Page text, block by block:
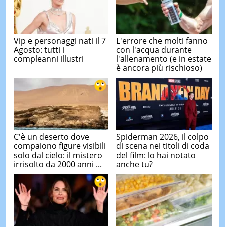
Vip e personaggi nati il 7
Agosto: tutti i
compleanni illustri
L'errore che molti fanno
con l'acqua durante
l'allenamento (e in estate
è ancora più rischioso)
C'è un deserto dove
compaiono figure visibili
solo dal cielo: il mistero
irrisolto da 2000 anni ...
Spiderman 2026, il colpo
di scena nei titoli di coda
del film: lo hai notato
anche tu?